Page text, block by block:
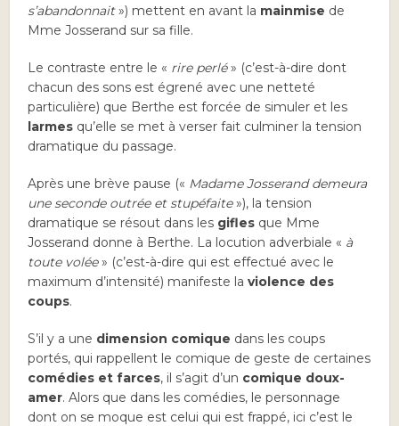
s’abandonnait») mettent en avant la mainmise de
Mme Josserand sur sa fille.
Le contraste entre le « rire perlé» (c’est-à-dire dont
chacun des sons est égrené avec une netteté
particulière) que Berthe est forcée de simuler et les
larmes qu’elle se met à verser fait culminer la tension
dramatique du passage.
Après une brève pause (« Madame Josserand demeura
une seconde outrée et stupéfaite»), la tension
dramatique se résout dans les gifles que Mme
Josserand donne à Berthe. La locution adverbiale « à
toute volée» (c’est-à-dire qui est effectué avec le
maximum d’intensité) manifeste laviolence des
coups.
S’il y a une dimension comique dans les coups
portés, qui rappellent le comique de geste de certaines
comédies et farces, il s’agit d’un comique doux-
amer. Alors que dans les comédies, le personnage
dont on se moque est celui qui est frappé, ici c’est le